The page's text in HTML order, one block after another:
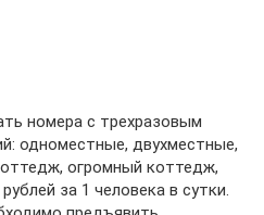
номера с трехразовым
одноместные, двухместные,
огромный коттедж,
за 1 человека в сутки.